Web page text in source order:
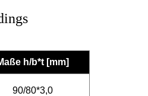
h/b*t [mm]
90/80*3,0